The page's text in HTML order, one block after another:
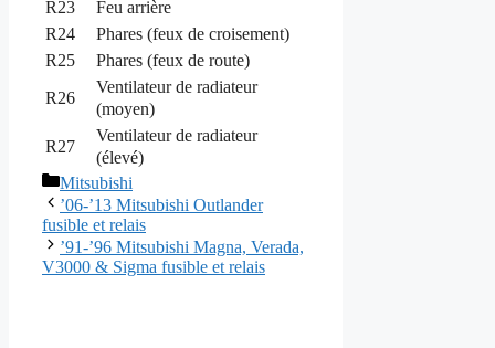
R23
Feu arrière
R24
Phares (feux de croisement)
R25
Phares (feux de route)
R26
Ventilateur de radiateur
(moyen)
R27
Ventilateur de radiateur
(élevé)
Catégories
Mitsubishi
’06-’13 Mitsubishi Outlander
fusible et relais
’91-’96 Mitsubishi Magna, Verada,
V3000 & Sigma fusible et relais